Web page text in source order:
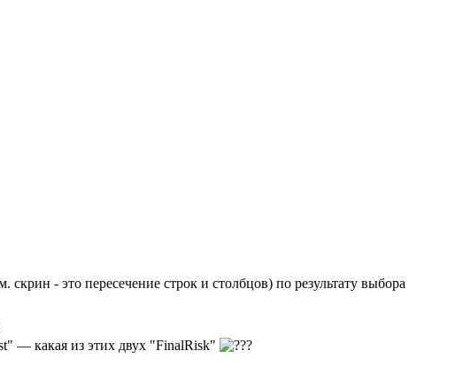
- это пересечение строк и столбцов) по результату выбора
— какая из этих двух "FinalRisk"